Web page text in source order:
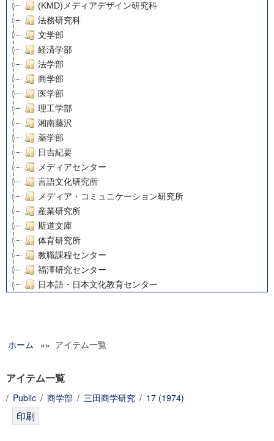
(KMD)メディアデザイン研究科
法務研究科
文学部
経済学部
法学部
商学部
医学部
理工学部
湘南藤沢
薬学部
日吉紀要
メディアセンター
言語文化研究所
メディア・コミュニケーション研究所
産業研究所
斯道文庫
体育研究所
教職課程センター
福澤研究センター
日本語・日本文化教育センター
グローバルリサーチインスティテュート
科学研究費補助金研究成果報告書
慶應義塾大学グローバルCOEプログラム市民社会ガバナンス
ホーム »» アイテム一覧
アイテム一覧
/ Public / 商学部 / 三田商学研究 / 17 (1974)